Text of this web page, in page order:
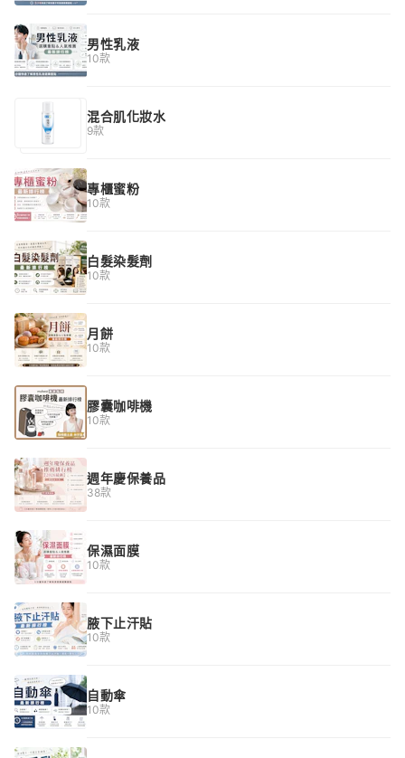
男性乳液
10款
混合肌化妝水
9款
專櫃蜜粉
10款
白髮染髮劑
10款
月餅
10款
膠囊咖啡機
10款
週年慶保養品
38款
保濕面膜
10款
腋下止汗貼
10款
自動傘
10款